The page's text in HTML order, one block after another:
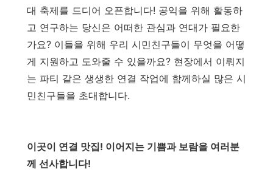
대 축제를 드디어 오픈합니다! 공익을 위해 활동하
고 연구하는 당신은 어떠한 관심과 연대가 필요한
가요? 이들을 위해 우리 시민친구들이 무엇을 어떻
게 지원하고 도와줄 수 있을까요? 현장에서 이뤄지
는 파티 같은 생생한 연결 작업에 함께하실 많은 시
민친구들을 초대합니다.
이곳이 연결 맛집! 이어지는 기쁨과 보람을 여러분
께 선사합니다!